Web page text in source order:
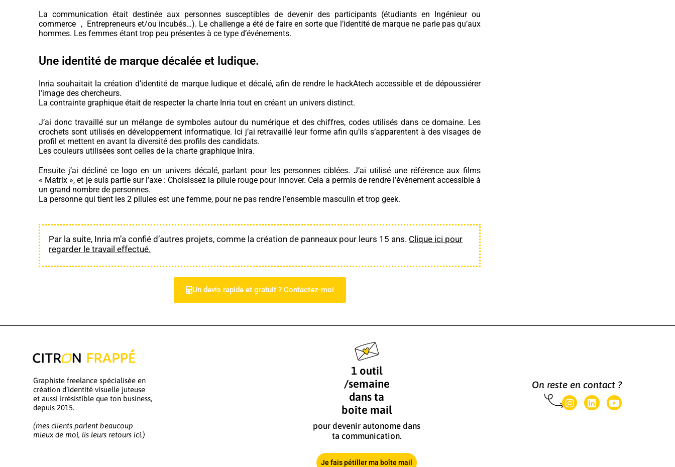
La communication était destinée aux personnes susceptibles de devenir des participants (étudiants en Ingénieur ou
commerce , Entrepreneurs et/ou incubés…). Le challenge a été de faire en sorte que l’identité de marque ne parle pas qu’aux
hommes. Les femmes étant trop peu présentes à ce type d’événements.
Une identité de marque décalée et ludique.
Inria souhaitait lacréation d’identité de marqueludique et décalé, afin de rendre le hackAtech accessible et de dépoussiérer
l’image des chercheurs.
La contrainte graphique était de respecter la charte Inria tout en créant un univers distinct.
J’ai donc travaillé sur un mélange de symboles autour du numérique et des chiffres, codes utilisés dans ce domaine. Les
crochets sont utilisés en développement informatique. Ici j’ai retravaillé leur forme afin qu’ils s’apparentent à des visages de
profil et mettent en avant la diversité des profils des candidats.
Les couleurs utilisées sont celles de la charte graphique Inira.
Ensuite j’ai décliné ce logo en un univers décalé, parlant pour les personnes ciblées. J’ai utilisé une référence aux films
« Matrix », et je suis partie sur l’axe : Choisissez la pilule rouge pour innover. Cela a permis de rendre l’événement accessible à
un grand nombre de personnes.
La personne qui tient les 2 pilules est une femme, pour ne pas rendre l’ensemble masculin et trop geek.
Par la suite, Inria m’a confié d’autres projets, comme la création de panneaux pour leurs 15 ans. Clique ici pour
regarder le travail effectué.
Un devis rapide et gratuit ? Contactez-moi
Graphiste freelance spécialisée en
création d’identité visuelle juteuse
et aussi irrésistible que ton business,
depuis 2015.
(mes clients parlent beaucoup
mieux de moi, lis leurs retours ici.)
1 outil
/semaine
dans ta
boîte mail
pour devenir autonome dans
ta communication.
Je fais pétiller ma boîte mail
On reste en contact ?